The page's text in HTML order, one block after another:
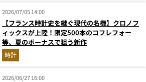
2026/07/05 14:00
【フランス時計史を継ぐ現代の名機】クロノフ
ィックスが上陸！限定500本のコフレフォー
等、夏のボーナスで狙う新作
時計
2026/06/27 16:00